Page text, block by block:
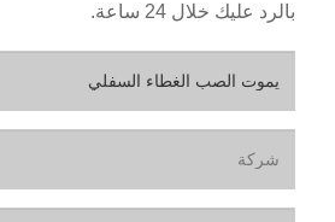
بالرد عليك خلال 24 ساعة.